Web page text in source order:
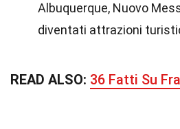
Albuquerque, Nuovo
diventati attrazioni
READ ALSO: 36 Fatti Su